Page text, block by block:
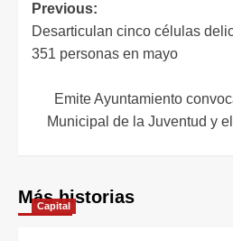
Previous:
Desarticulan cinco células
351 personas en mayo
Emite Ayuntamiento
Municipal de la Juventud y
Más historias
Capital